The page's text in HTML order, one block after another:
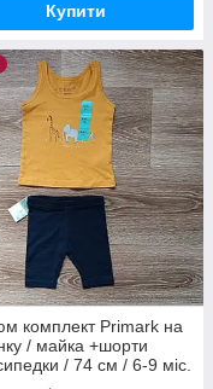
Купити
комплект Primark на
/ майка +шорти
/ 74 см / 6-9 міс.